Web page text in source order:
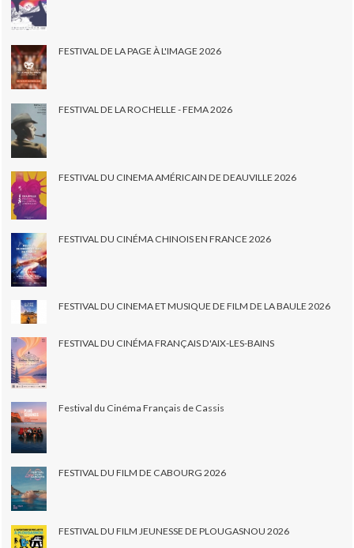
FESTIVAL DE LA PAGE À L'IMAGE 2026
FESTIVAL DE LA ROCHELLE - FEMA 2026
FESTIVAL DU CINEMA AMÉRICAIN DE DEAUVILLE 2026
FESTIVAL DU CINÉMA CHINOIS EN FRANCE 2026
FESTIVAL DU CINEMA ET MUSIQUE DE FILM DE LA BAULE 2026
FESTIVAL DU CINÉMA FRANÇAIS D'AIX-LES-BAINS
Festival du Cinéma Français de Cassis
FESTIVAL DU FILM DE CABOURG 2026
FESTIVAL DU FILM JEUNESSE DE PLOUGASNOU 2026